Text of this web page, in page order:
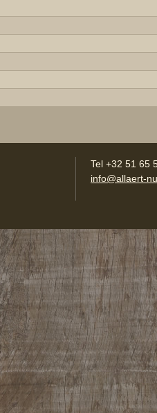
Tel +32 51 65
info@allaert-